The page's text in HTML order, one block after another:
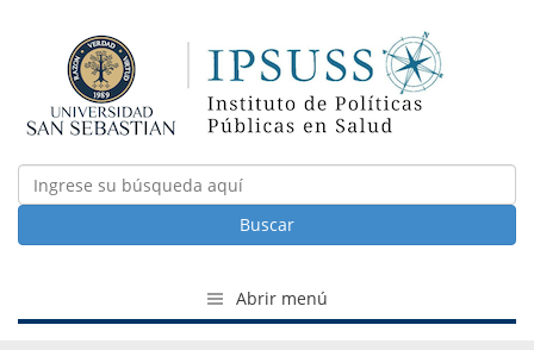
Buscar
Abrir menú